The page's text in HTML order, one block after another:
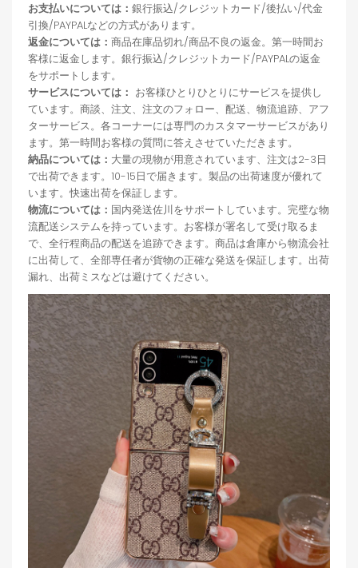
お支払いについては： 銀行振込/クレジットカード/後払い/代金
引換/PAYPALなどの方式があります。
返金については： 商品在庫品切れ/商品不良の返金。第一時間お
客様に返金します。銀行振込/クレジットカード/PAYPALの返金
をサポートします。
サービスについては： お客様ひとりひとりにサービスを提供し
ています。商談、注文、注文のフォロー、配送、物流追跡、アフ
ターサービス。各コーナーには専門のカスタマーサービスがあり
ます。第一時間お客様の質問に答えさせていただきます。
納品については： 大量の現物が用意されています、注文は2-3日
で出荷できます。10-15日で届きます。製品の出荷速度が優れて
います。快速出荷を保証します。
物流については： 国内発送佐川をサポートしています。完璧な物
流配送システムを持っています。お客様が署名して受け取るま
で、全行程商品の配送を追跡できます。商品は倉庫から物流会社
に出荷して、全部専任者が貨物の正確な発送を保証します。出荷
漏れ、出荷ミスなどは避けてください。